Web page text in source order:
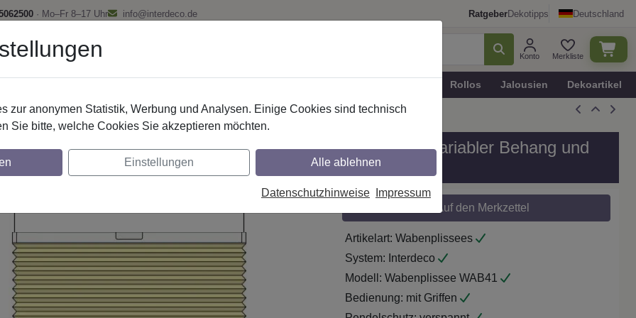
· Mo–Fr 8–17 Uhr info@interdeco.de RatgeberDekotipps Deutschland
Konto Merkliste
Rollos Jalousien Dekoartikel
Plissee - Faltstores Plissee mit Griff
/ Wabenstores System Interdeco - Modell WAB41, variabler Behang und
mit 2 Bedienungsgriffen
Auf den Merkzettel
Artikelart: Wabenplissees
System: Interdeco
Modell: Wabenplissee WAB41
Bedienung: mit Griffen
zur anonymen Statistik, Werbung und Analysen. Einige Cookies sind technisch
Sie bitte, welche Cookies Sie akzeptieren möchten.
Einstellungen Alle ablehnen
Datenschutzhinweise Impressum